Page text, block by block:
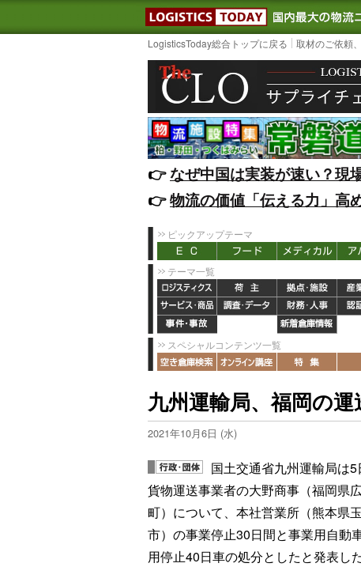
LOGISTICS
LogisticsToday総合トップに戻る 取材のご依頼
👉️なぜ中国は実装が速い？現
👉️物流の価値「伝える力」高
ピックアップテーマ
テーマ一覧
スペシャルコンテンツ一覧
九州運輸局、福岡の
2021年10月6日 (水)
国土交通省九州運輸局は5
貨物運送事業者の大野商事（福岡県
町）について、本社営業所（熊本県
市）の事業停止30日間と事業用自動
用停止40日車の処分としたと発表した